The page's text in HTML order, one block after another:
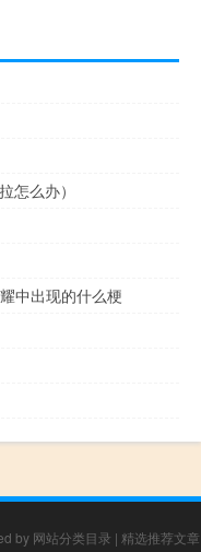
怎么办）
中出现的什么梗
by 网站分类目录 | 精选推荐文章